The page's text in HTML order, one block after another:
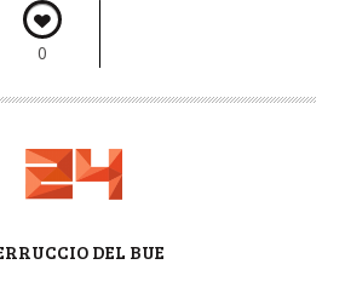
0
DEL BUE